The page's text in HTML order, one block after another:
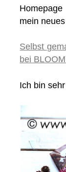
mein
Selbst
bei
Ich bin